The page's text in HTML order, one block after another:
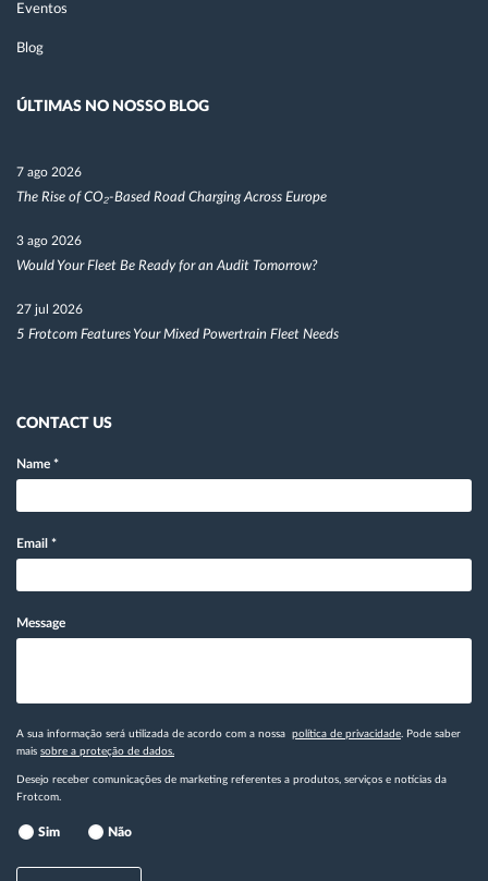
Eventos
Blog
ÚLTIMAS NO NOSSO BLOG
7 ago 2026
The Rise of CO₂-Based Road Charging Across Europe
3 ago 2026
Would Your Fleet Be Ready for an Audit Tomorrow?
27 jul 2026
5 Frotcom Features Your Mixed Powertrain Fleet Needs
CONTACT US
Name *
Email *
Message
A sua informação será utilizada de acordo com a nossa política de privacidade . Pode saber
mais sobre a proteção de dados.
Desejo receber comunicações de marketing referentes a produtos, serviços e notícias da
Frotcom.
Sim Não